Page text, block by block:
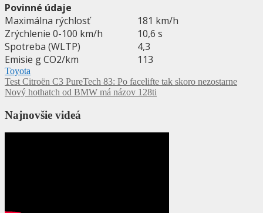
Povinné údaje
Maximálna rýchlosť
181 km/h
Zrýchlenie 0-100 km/h
10,6 s
Spotreba (WLTP)
4,3
Emisie g CO2/km
113
Toyota
Navigácia
v
článku
Test Citroën C3 PureTech 83: Po facelifte tak skoro nezostarne
Nový hothatch od BMW má názov 128ti
Najnovšie videá